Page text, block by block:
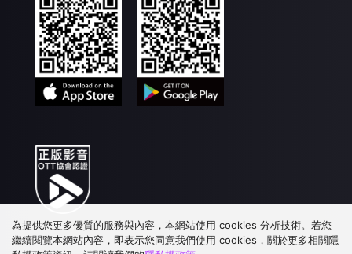
為提供您更多優質的服務與內容，本網站使用 cookies 分析技術。若您
繼續閱覽本網站內容，即表示您同意我們使用 cookies，關於更多相關隱